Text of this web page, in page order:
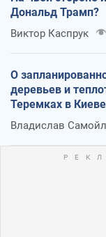
Дональд Трамп?
Виктор Каспрук
О
деревьев и
Теремках в Киеве
Владислав